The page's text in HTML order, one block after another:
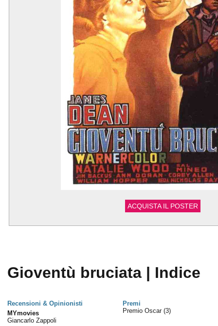
ACQUISTA IL POSTER
Gioventù bruciata | Indice
Recensioni & Opinionisti
Premi
MYmovies
Giancarlo Zappoli
Premio Oscar (3)